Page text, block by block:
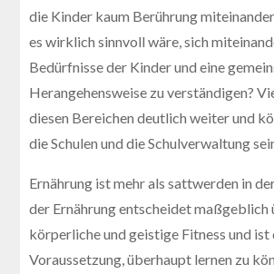
die Kinder kaum Berührung
es wirklich sinnvoll wäre, sich
Bedürfnisse der Kinder und eine
Herangehensweise zu verständigen?
diesen Bereichen deutlich weiter und
die Schulen und die Schulverwaltung
Ernährung ist mehr als sattwerden in
der Ernährung entscheidet maßgeblich
körperliche und geistige Fitness und
Voraussetzung, überhaupt lernen zu